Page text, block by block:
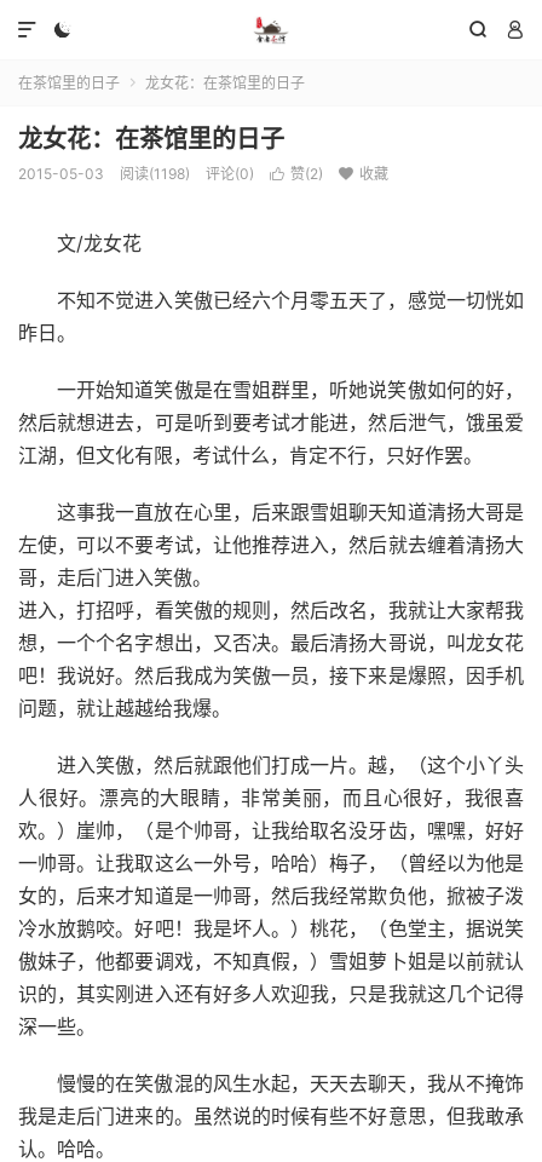
  

在茶馆里的日子  龙女花：在茶馆里的日子
龙女花：在茶馆里的日子
2015-05-03 阅读(1198) 评论(0)  赞(2)  收藏
文/龙女花
不知不觉进入笑傲已经六个月零五天了，感觉一切恍如
昨日。
一开始知道笑傲是在雪姐群里，听她说笑傲如何的好，
然后就想进去，可是听到要考试才能进，然后泄气，饿虽爱
江湖，但文化有限，考试什么，肯定不行，只好作罢。
这事我一直放在心里，后来跟雪姐聊天知道清扬大哥是
左使，可以不要考试，让他推荐进入，然后就去缠着清扬大
哥，走后门进入笑傲。
进入，打招呼，看笑傲的规则，然后改名，我就让大家帮我
想，一个个名字想出，又否决。最后清扬大哥说，叫龙女花
吧！我说好。然后我成为笑傲一员，接下来是爆照，因手机
问题，就让越越给我爆。
进入笑傲，然后就跟他们打成一片。越，（这个小丫头
人很好。漂亮的大眼睛，非常美丽，而且心很好，我很喜
欢。）崖帅，（是个帅哥，让我给取名没牙齿，嘿嘿，好好
一帅哥。让我取这么一外号，哈哈）梅子，（曾经以为他是
女的，后来才知道是一帅哥，然后我经常欺负他，掀被子泼
冷水放鹅咬。好吧！我是坏人。）桃花，（色堂主，据说笑
傲妹子，他都要调戏，不知真假，）雪姐萝卜姐是以前就认
识的，其实刚进入还有好多人欢迎我，只是我就这几个记得
深一些。
慢慢的在笑傲混的风生水起，天天去聊天，我从不掩饰
我是走后门进来的。虽然说的时候有些不好意思，但我敢承
认。哈哈。